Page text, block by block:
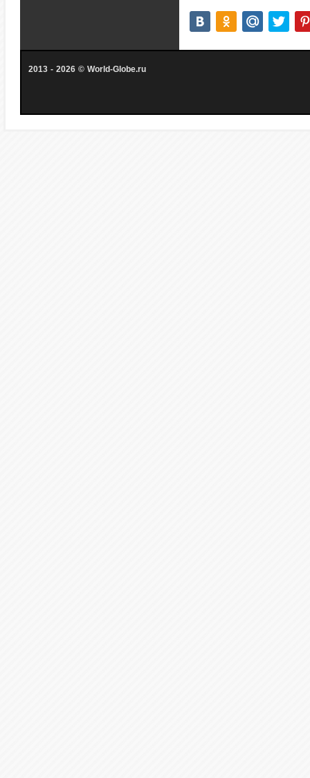
2013 - 2026 © World-Globe.ru